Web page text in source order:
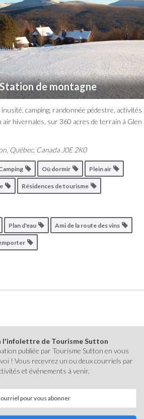
de montagne
camping, randonnée pédestre, activités
air hivernales, sur 360 acres de terrain à Glen
Québec, Canada J0E 2K0
Où dormir Plein air
Résidences de tourisme
Plan d'eau Ami de la route des vins
l'infolettre de Tourisme Sutton
publiée par Tourisme Sutton en vous
! Vous recevrez un ou deux courriels par
et événements à venir.